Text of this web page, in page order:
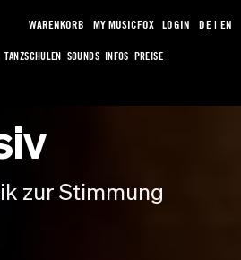
TANZSCHULEN SOUNDS INFOS PREISE
WARENKORB MY MUSICFOX LOGIN DE| EN
zur Stimmung